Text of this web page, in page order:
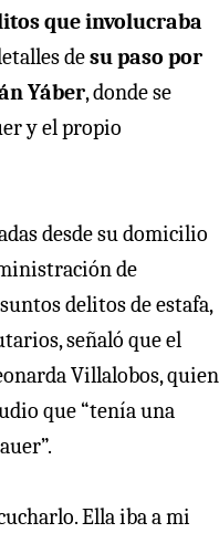
que involucraba
desu paso por
Yáber, donde se
y el propio
desde su domicilio
de
delitos de estafa,
señaló que el
Villalobos, quien
que “tenía una
Ella iba a mi